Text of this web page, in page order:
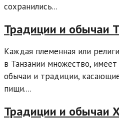
сохранились...
Традиции и обычаи
Каждая племенная или
в Танзании множество,
обычаи и традиции,
пищи....
Традиции и обычаи